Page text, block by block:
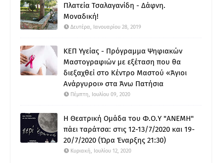
Πλατεία Τσαλαγανίδη - Δάφνη.
Μοναδική!
Δευτέρα, Ιανουαρίου 28, 2019
ΚΕΠ Υγείας - Πρόγραμμα Ψηφιακών
Μαστογραφιών με εξέταση που θα
διεξαχθεί στο Κέντρο Μαστού «Άγιοι
Ανάργυροι» στα Άνω Πατήσια
Πέμπτη, Ιουλίου 09, 2020
Η Θεατρική Ομάδα του Φ.Ο.Υ "ΑΝΕΜΗ"
πάει ταράτσα: στις 12-13/7/2020 και 19-
20/7/2020 (Ώρα Έναρξης 21:30)
Κυριακή, Ιουλίου 12, 2020